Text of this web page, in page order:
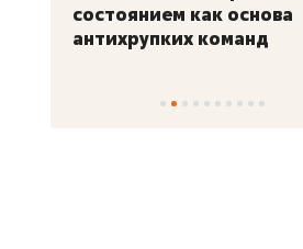
«Гонка Героев»